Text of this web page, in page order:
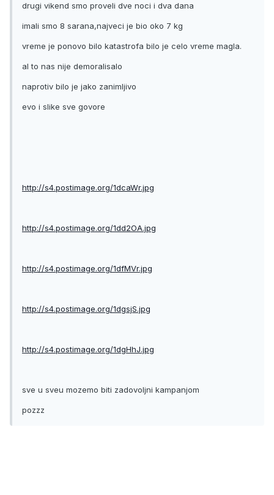
drugi vikend smo proveli dve noci i dva dana
imali smo 8 sarana,najveci je bio oko 7 kg
vreme je ponovo bilo katastrofa bilo je celo vreme magla.
al to nas nije demoralisalo
naprotiv bilo je jako zanimljivo
evo i slike sve govore
http://s4.postimage.org/1dcaWr.jpg
http://s4.postimage.org/1dd2OA.jpg
http://s4.postimage.org/1dfMVr.jpg
http://s4.postimage.org/1dgsjS.jpg
http://s4.postimage.org/1dgHhJ.jpg
sve u sveu mozemo biti zadovoljni kampanjom
pozzz